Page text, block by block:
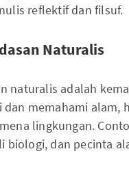
reflektif dan filsuf.
Naturalis
naturalis adalah
dan memahami alam,
lingkungan.
biologi, dan pecinta